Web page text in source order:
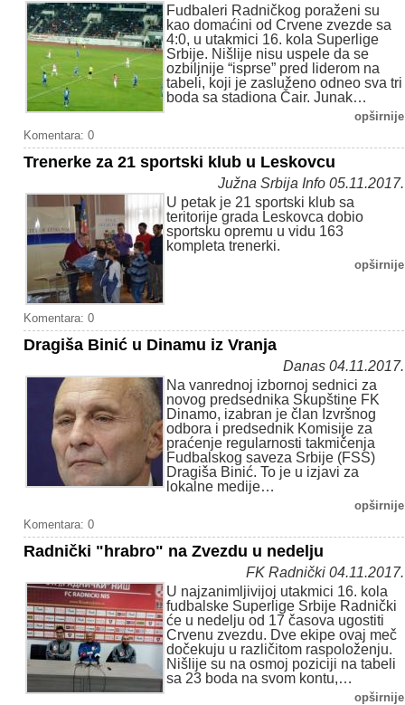
Fudbaleri Radničkog poraženi su
kao domaćini od Crvene zvezde sa
4:0, u utakmici 16. kola Superlige
Srbije. Nišlije nisu uspele da se
ozbiljnije “isprse” pred liderom na
tabeli, koji je zasluženo odneo sva tri
boda sa stadiona Čair. Junak…
opširnije
Komentara: 0
Trenerke za 21 sportski klub u Leskovcu
Južna Srbija Info 05.11.2017.
U petak je 21 sportski klub sa
teritorije grada Leskovca dobio
sportsku opremu u vidu 163
kompleta trenerki.
opširnije
Komentara: 0
Dragiša Binić u Dinamu iz Vranja
Danas 04.11.2017.
Na vanrednoj izbornoj sednici za
novog predsednika Skupštine FK
Dinamo, izabran je član Izvršnog
odbora i predsednik Komisije za
praćenje regularnosti takmičenja
Fudbalskog saveza Srbije (FSS)
Dragiša Binić. To je u izjavi za
lokalne medije…
opširnije
Komentara: 0
Radnički "hrabro" na Zvezdu u nedelju
FK Radnički 04.11.2017.
U najzanimljivijoj utakmici 16. kola
fudbalske Superlige Srbije Radnički
će u nedelju od 17 časova ugostiti
Crvenu zvezdu. Dve ekipe ovaj meč
dočekuju u različitom raspoloženju.
Nišlije su na osmoj poziciji na tabeli
sa 23 boda na svom kontu,…
opširnije